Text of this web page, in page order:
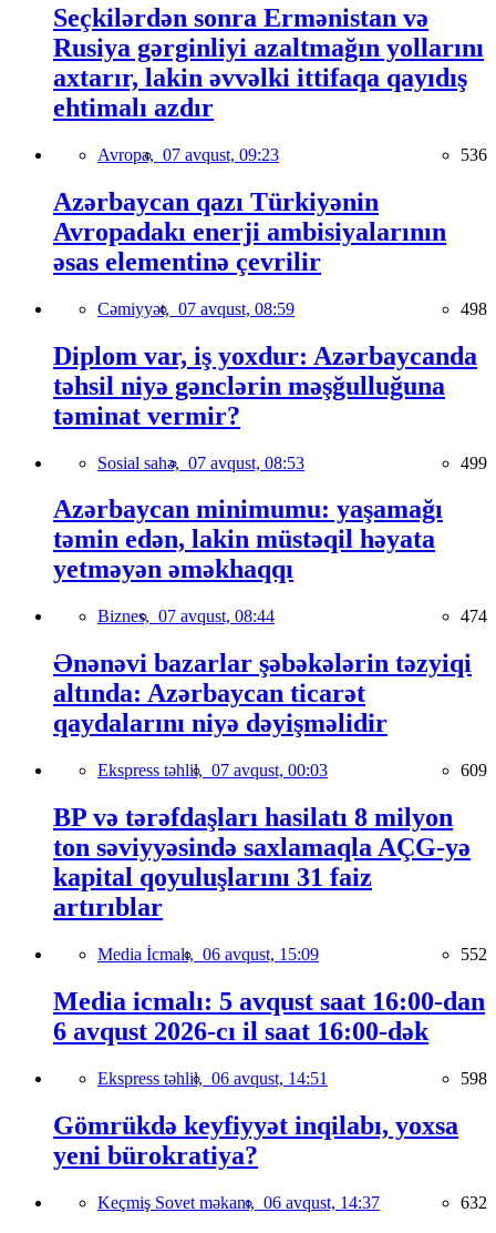
Seçkilərdən sonra Ermənistan və
Rusiya gərginliyi azaltmağın yollarını
axtarır, lakin əvvəlki ittifaqa qayıdış
ehtimalı azdır
Avropa, 07 avqust, 09:23 536
Azərbaycan qazı Türkiyənin
Avropadakı enerji ambisiyalarının
əsas elementinə çevrilir
Cəmiyyət, 07 avqust, 08:59 498
Diplom var, iş yoxdur: Azərbaycanda
təhsil niyə gənclərin məşğulluğuna
təminat vermir?
Sosial sahə, 07 avqust, 08:53 499
Azərbaycan minimumu: yaşamağı
təmin edən, lakin müstəqil həyata
yetməyən əməkhaqqı
Biznes, 07 avqust, 08:44 474
Ənənəvi bazarlar şəbəkələrin təzyiqi
altında: Azərbaycan ticarət
qaydalarını niyə dəyişməlidir
Ekspress təhlil, 07 avqust, 00:03 609
BP və tərəfdaşları hasilatı 8 milyon
ton səviyyəsində saxlamaqla AÇG-yə
kapital qoyuluşlarını 31 faiz
artırıblar
Media İcmalı, 06 avqust, 15:09 552
Media icmalı: 5 avqust saat 16:00-dan
6 avqust 2026-cı il saat 16:00-dək
Ekspress təhlil, 06 avqust, 14:51 598
Gömrükdə keyfiyyət inqilabı, yoxsa
yeni bürokratiya?
Keçmiş Sovet məkanı, 06 avqust, 14:37 632